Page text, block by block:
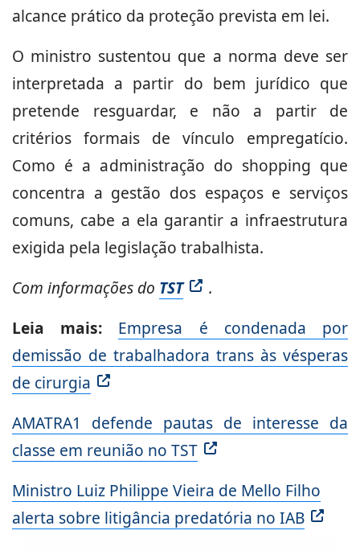
alcance prático da proteção prevista em lei.
O ministro sustentou que a norma deve ser
interpretada a partir do bem jurídico que
pretende resguardar, e não a partir de
critérios formais de vínculo empregatício.
Como é a administração do shopping que
concentra a gestão dos espaços e serviços
comuns, cabe a ela garantir a infraestrutura
exigida pela legislação trabalhista.
Com informações do TST
.
Leia mais: Empresa é condenada por
demissão de trabalhadora trans às vésperas
de cirurgia
AMATRA1 defende pautas de interesse da
classe em reunião no TST
Ministro Luiz Philippe Vieira de Mello Filho
alerta sobre litigância predatória no IAB